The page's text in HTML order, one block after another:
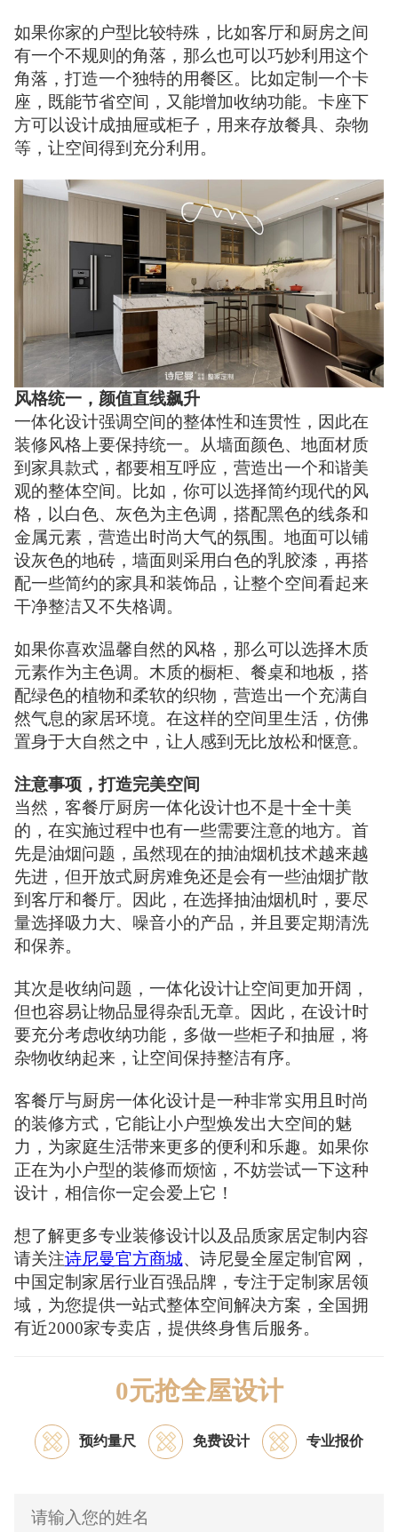
如果你家的户型比较特殊，比如客厅和厨房之间
有一个不规则的角落，那么也可以巧妙利用这个
角落，打造一个独特的用餐区。比如定制一个卡
座，既能节省空间，又能增加收纳功能。卡座下
方可以设计成抽屉或柜子，用来存放餐具、杂物
等，让空间得到充分利用。
风格统一，颜值直线飙升
一体化设计强调空间的整体性和连贯性，因此在
装修风格上要保持统一。从墙面颜色、地面材质
到家具款式，都要相互呼应，营造出一个和谐美
观的整体空间。比如，你可以选择简约现代的风
格，以白色、灰色为主色调，搭配黑色的线条和
金属元素，营造出时尚大气的氛围。地面可以铺
设灰色的地砖，墙面则采用白色的乳胶漆，再搭
配一些简约的家具和装饰品，让整个空间看起来
干净整洁又不失格调。
如果你喜欢温馨自然的风格，那么可以选择木质
元素作为主色调。木质的橱柜、餐桌和地板，搭
配绿色的植物和柔软的织物，营造出一个充满自
然气息的家居环境。在这样的空间里生活，仿佛
置身于大自然之中，让人感到无比放松和惬意。
注意事项，打造完美空间
当然，客餐厅厨房一体化设计也不是十全十美
的，在实施过程中也有一些需要注意的地方。首
先是油烟问题，虽然现在的抽油烟机技术越来越
先进，但开放式厨房难免还是会有一些油烟扩散
到客厅和餐厅。因此，在选择抽油烟机时，要尽
量选择吸力大、噪音小的产品，并且要定期清洗
和保养。
其次是收纳问题，一体化设计让空间更加开阔，
但也容易让物品显得杂乱无章。因此，在设计时
要充分考虑收纳功能，多做一些柜子和抽屉，将
杂物收纳起来，让空间保持整洁有序。
客餐厅与厨房一体化设计是一种非常实用且时尚
的装修方式，它能让小户型焕发出大空间的魅
力，为家庭生活带来更多的便利和乐趣。如果你
正在为小户型的装修而烦恼，不妨尝试一下这种
设计，相信你一定会爱上它！
想了解更多专业装修设计以及品质家居定制内容
请关注诗尼曼官方商城、诗尼曼全屋定制官网，
中国定制家居行业百强品牌，专注于定制家居领
域，为您提供一站式整体空间解决方案，全国拥
有近2000家专卖店，提供终身售后服务。
0元抢全屋设计
预约量尺 免费设计 专业报价